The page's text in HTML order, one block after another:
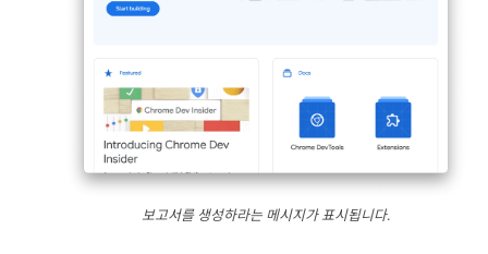
보고서를 생성하라는 메시지가 표시됩니다.